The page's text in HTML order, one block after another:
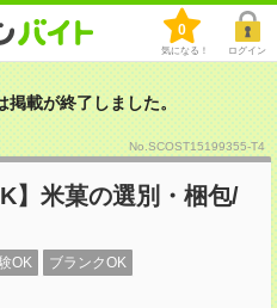
0
気になる！ ログイン
載が終了しました。
No.SCOST15199355-T4
】米菓の選別・梱包/
OK ブランクOK